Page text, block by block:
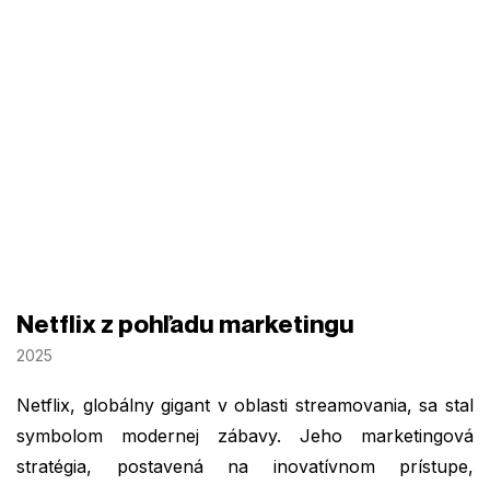
Netflix z pohľadu marketingu
2025
Netflix, globálny gigant v oblasti streamovania, sa stal
symbolom modernej zábavy. Jeho marketingová
stratégia, postavená na inovatívnom prístupe,